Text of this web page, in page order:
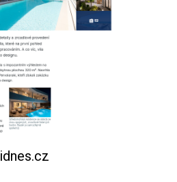
idnes.cz